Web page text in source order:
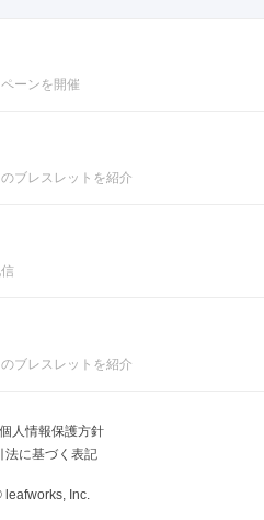
ーンを開催
ブレスレットを紹介
ブレスレットを紹介
人情報保護方針
法に基づく表記
leafworks, Inc.